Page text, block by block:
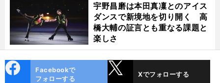
宇野昌磨は本田真凜とのアイス
ダンスで新境地を切り開く 高
橋大輔の証言とも重なる課題と
楽しさ
ok
Facebookで
フォローする
Xでフォローする